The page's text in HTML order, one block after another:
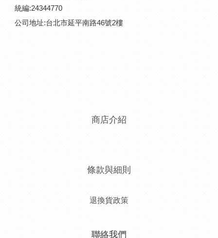
統編:24344770
公司地址:台北市延平南路46號2樓
商店介紹
條款與細則
退換貨政策
聯絡我們